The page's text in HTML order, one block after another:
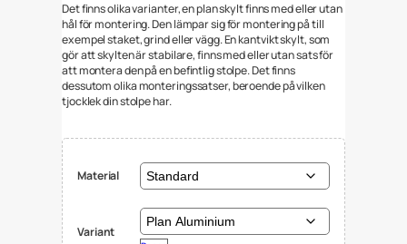
Det finns olika varianter, en plan skylt finns med eller utan
hål för montering. Den lämpar sig för montering på till
exempel staket, grind eller vägg. En kantvikt skylt, som
gör att skylten är stabilare, finns med eller utan sats för
att montera den på en befintlig stolpe. Det finns
dessutom olika monteringssatser, beroende på vilken
tjocklek din stolpe har.
Material
Variant